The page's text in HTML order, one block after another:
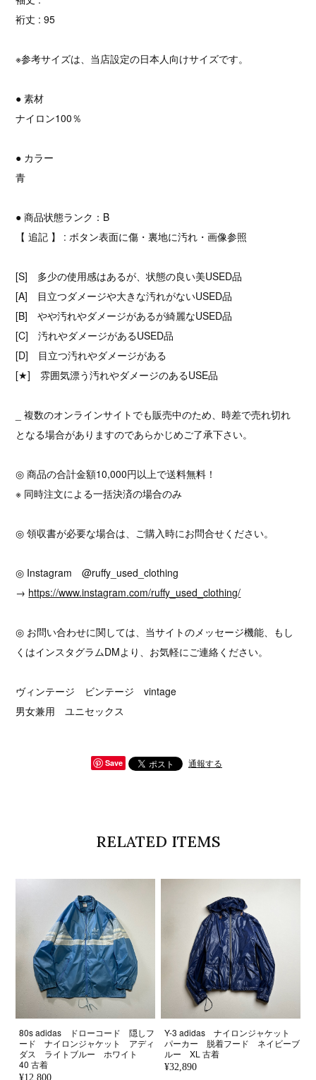
裄丈 : 95
※参考サイズは、当店設定の日本人向けサイズです。
● 素材
ナイロン100％
● カラー
青
● 商品状態ランク：B
【 追記 】 : ボタン表面に傷・裏地に汚れ・画像参照
[S] 多少の使用感はあるが、状態の良い美USED品
[A] 目立つダメージや大きな汚れがないUSED品
[B] やや汚れやダメージがあるが綺麗なUSED品
[C] 汚れやダメージがあるUSED品
[D] 目立つ汚れやダメージがある
[★] 雰囲気漂う汚れやダメージのあるUSE品
_ 複数のオンラインサイトでも販売中のため、時差で売れ切れ
となる場合がありますのであらかじめご了承下さい。
◎ 商品の合計金額10,000円以上で送料無料！
※ 同時注文による一括決済の場合のみ
◎ 領収書が必要な場合は、ご購入時にお問合せください。
◎ Instagram @ruffy_used_clothing
→ https://www.instagram.com/ruffy_used_clothing/
◎ お問い合わせに関しては、当サイトのメッセージ機能、もし
くはインスタグラムDMより、お気軽にご連絡ください。
ヴィンテージ ビンテージ vintage
男女兼用 ユニセックス
Save 通報する
RELATED ITEMS
80s adidas ドローコード 隠しフ
ード ナイロンジャケット アディ
ダス ライトブルー ホワイト
40 古着
¥12,800
Y-3 adidas ナイロンジャケット
パーカー 脱着フード ネイビーブ
ルー XL 古着
¥32,890